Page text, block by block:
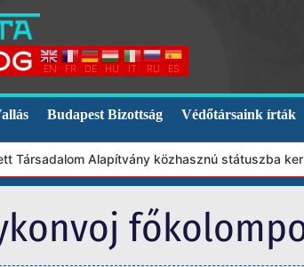
EN FR DE HU IT RU ES
Budapest Bizottság Védőtársaink írták
Alapítvány közhasznú státuszba került.